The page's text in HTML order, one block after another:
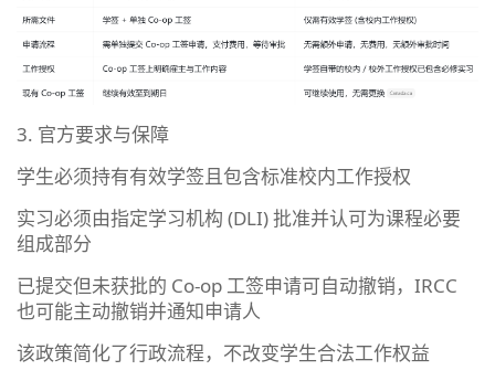
3. 官方要求与保障
学生必须持有有效学签且包含标准校内工作授权
实习必须由指定学习机构 (DLI) 批准并认可为课程必要
组成部分
已提交但未获批的 Co-op 工签申请可自动撤销，IRCC
也可能主动撤销并通知申请人
该政策简化了行政流程，不改变学生合法工作权益